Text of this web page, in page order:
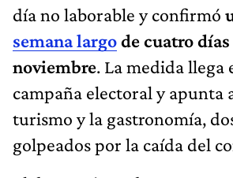
día no laborable y confirmó
semana largode cuatro
noviembre. La medida llega
campaña electoral y apunta
turismo y la gastronomía,
golpeados por la caída del